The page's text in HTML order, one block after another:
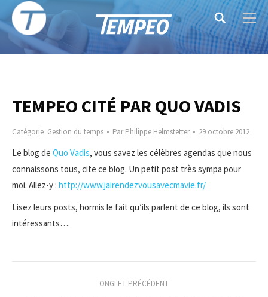
Search:
TEMPEO CITÉ PAR QUO VADIS
Catégorie Gestion du temps ParPhilippe Helmstetter 29 octobre 2012
Le blog de Quo Vadis, vous savez les célèbres agendas que nous
connaissons tous, cite ce blog. Un petit post très sympa pour
moi. Allez-y : http://www.jairendezvousavecmavie.fr/
Lisez leurs posts, hormis le fait qu’ils parlent de ce blog, ils sont
intéressants….
ONGLET PRÉCÉDENT